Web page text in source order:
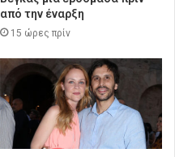
από την έναρξη
15 ώρες πρίν